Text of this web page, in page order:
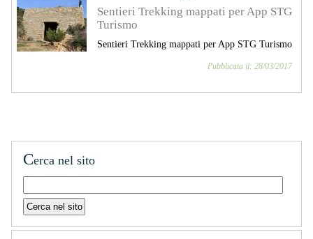
Sentieri Trekking mappati per App STG
Turismo
Sentieri Trekking mappati per App STG Turismo
Pubblicata il: 28/03/2017
Cerca nel sito